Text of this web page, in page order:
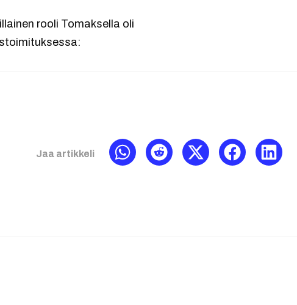
rooli Tomaksella oli
Jaa artikkeli